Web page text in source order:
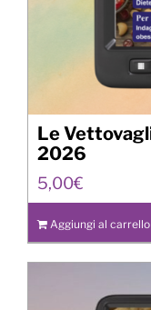
Le
2026
5,00€
Aggiungi al carrello